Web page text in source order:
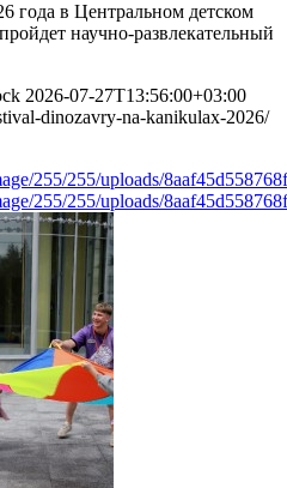
года в Центральном детском
научно-развлекательный
2026-07-27T13:56:00+03:00
dinozavry-na-kanikulax-2026/
255/255/uploads/
255/255/uploads/